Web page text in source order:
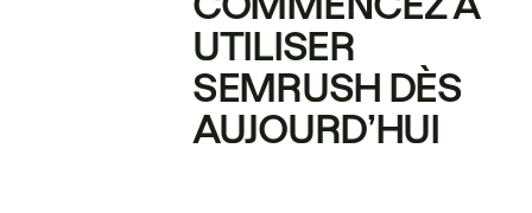
UTILISER
SEMRUSH DÈS
AUJOURD’HUI